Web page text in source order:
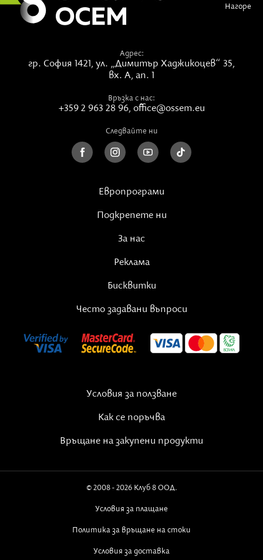
Нагоре
Адрес:
гр. София 1421, ул. „Димитър Хаджикоцев“ 35,
вх. А, ап. 1
Връзка с нас:
+359 2 963 28 96, office@ossem.eu
Следвайте ни
Европрограми
Подкрепете ни
За нас
Реклама
Бисквитки
Често задавани въпроси
Условия за ползване
Как се поръчва
Връщане на закупени продукти
© 2008 - 2026 Клуб 8 ООД.
Условия за плащане
Политика за връщане на стоки
Условия за доставка